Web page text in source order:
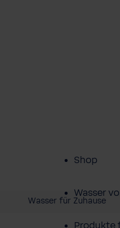
Shop
Wasser
Produkte
Wasser für Zuhause